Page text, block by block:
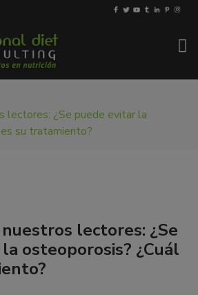
lectores: ¿Se puede evitar la
su tratamiento?
lectores: ¿Se
osteoporosis? ¿Cuál